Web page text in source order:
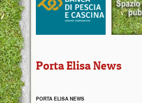
Porta Elisa News
PORTA ELISA NEWS